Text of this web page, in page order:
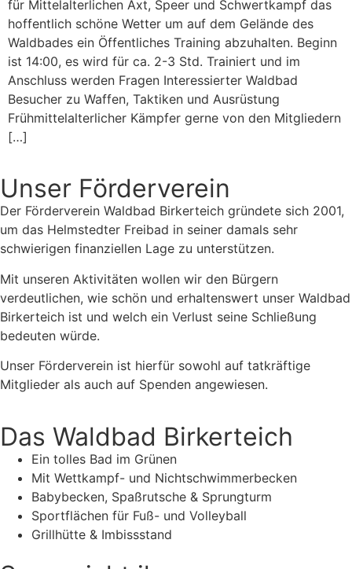
für Mittelalterlichen Axt, Speer und Schwertkampf das
hoffentlich schöne Wetter um auf dem Gelände des
Waldbades ein Öffentliches Training abzuhalten. Beginn
ist 14:00, es wird für ca. 2-3 Std. Trainiert und im
Anschluss werden Fragen Interessierter Waldbad
Besucher zu Waffen, Taktiken und Ausrüstung
Frühmittelalterlicher Kämpfer gerne von den Mitgliedern
[…]
Unser Förderverein
Der Förderverein Waldbad Birkerteich gründete sich 2001,
um das Helmstedter Freibad in seiner damals sehr
schwierigen finanziellen Lage zu unterstützen.
Mit unseren Aktivitäten wollen wir den Bürgern
verdeutlichen, wie schön und erhaltenswert unser Waldbad
Birkerteich ist und welch ein Verlust seine Schließung
bedeuten würde.
Unser Förderverein ist hierfür sowohl auf tatkräftige
Mitglieder als auch auf Spenden angewiesen.
Das Waldbad Birkerteich
Ein tolles Bad im Grünen
Mit Wettkampf- und Nichtschwimmerbecken
Babybecken, Spaßrutsche & Sprungturm
Sportflächen für Fuß- und Volleyball
Grillhütte & Imbissstand